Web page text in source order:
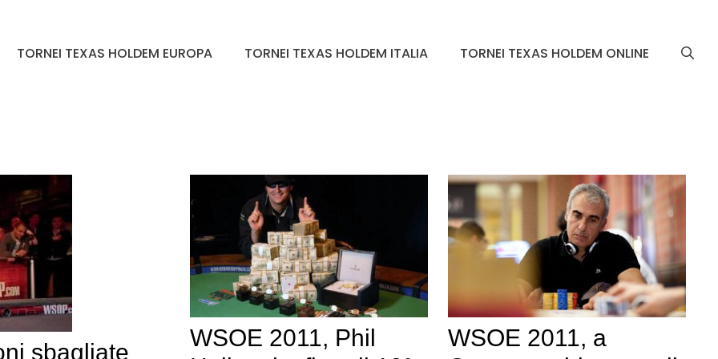
TORNEI TEXAS HOLDEM EUROPA TORNEI TEXAS HOLDEM ITALIA TORNEI TEXAS HOLDEM ONLINE
sbagliate
WSOE 2011, Phil
WSOE 2011, a